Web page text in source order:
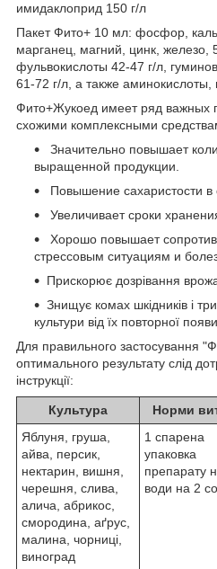
имидаклоприд 150 г/л
Пакет Фито+ 10 мл: фосфор,
марганец, магний, цинк, железо,
фульвокислоты 42-47 г/л,
61-72 г/л, а также
Фито+Жукоед имеет ряд важных
схожими комплексными
Значительно повышает
выращенной продукции.
Повышение сахаристости
Увеличивает сроки
Хорошо повышает
стрессовым ситуациям и
Прискорює дозрівання
Знищує комах шкідників і
культури від їх повторної
Для правильного застосування
оптимального результату слід
інструкції:
Культура Норми
Яблуня, груша,
айва, персик,
нектарин, вишня,
черешня, слива,
алича, абрикос,
смородина, аґрус,
малина, чорниці,
виноград
1 спарена
упаковка
препарату
води на 2